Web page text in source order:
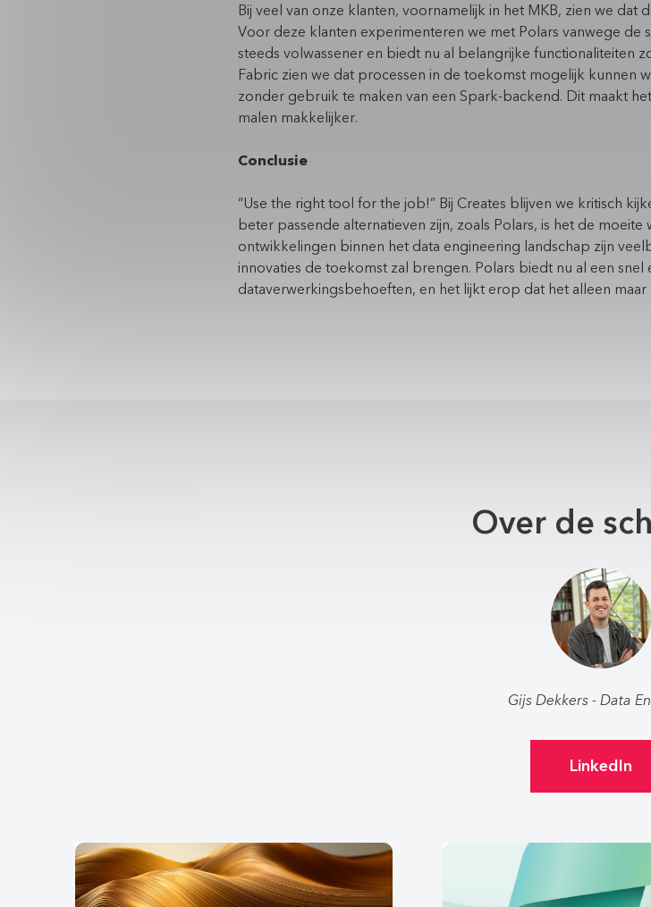
Bij veel van onze klanten, voornamelijk in het MKB, zien we dat
Voor deze klanten experimenteren we met Polars vanwege
steeds volwassener en biedt nu al belangrijke functionaliteiten
Fabric zien we dat processen in de toekomst mogelijk kunnen
zonder gebruik te maken van een Spark-backend. Dit maakt
malen makkelijker.
Conclusie
“Use the right tool for the job!” Bij Creates blijven we kritisch
beter passende alternatieven zijn, zoals Polars, is het de
ontwikkelingen binnen het data engineering landschap zijn
innovaties de toekomst zal brengen. Polars biedt nu al een
dataverwerkingsbehoeften, en het lijkt erop dat het alleen
Over de
Gijs Dekkers - Data
LinkedIn